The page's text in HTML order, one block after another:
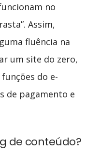
no
Assim,
fluência na
um site do zero,
do e-
de pagamento e
de conteúdo?